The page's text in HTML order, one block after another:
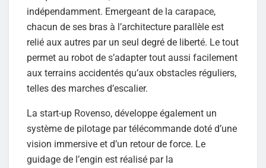
indépendamment. Emergeant de la carapace,
chacun de ses bras à l’architecture parallèle est
relié aux autres par un seul degré de liberté. Le tout
permet au robot de s’adapter tout aussi facilement
aux terrains accidentés qu’aux obstacles réguliers,
telles des marches d’escalier.
La start-up Rovenso, développe également un
système de pilotage par télécommande doté d’une
vision immersive et d’un retour de force. Le
guidage de l’engin est réalisé par la